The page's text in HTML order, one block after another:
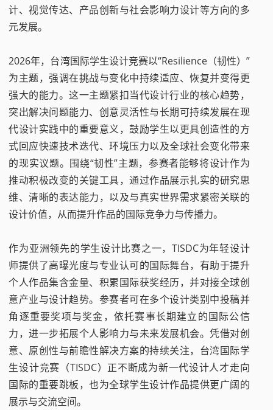
计、视觉传达、产品创新与社会影响力设计等方向的多
元发展。
2026年，台湾国际学生设计竞赛以“Resilience（韧性）”
为主题，强调在挑战与变化中持续适应、恢复并变得更
强大的能力。这一主题紧扣当代设计行业的核心趋势，
突出解决问题能力、创意灵活性与长期可持续发展在现
代设计实践中的重要意义，鼓励学生以更具创造性的方
式回应快速技术迭代、环境压力以及全球社会变化带来
的现实议题。围绕“韧性”主题，参赛者能够将设计作为
推动积极改变的关键工具，通过作品展示扎实的研究思
维、清晰的表达能力，以及与真实世界需求紧密关联的
设计价值，从而提升作品的国际竞争力与传播力。
作为亚洲领先的学生设计比赛之一，TISDC为年轻设计
师提供了高曝光度与专业认可的国际舞台，有助于提升
个人作品集含金量、积累国际获奖经历，并对接全球创
意产业与设计趋势。参赛者可在多个设计类别中投稿并
角逐重要奖项与奖金，依托赛事长期建立的国际公信
力，进一步拓展个人影响力与未来发展机会。凭借对创
意、原创性与前瞻性解决方案的持续关注，台湾国际学
生设计竞赛（TISDC）正不断成为新一代设计人才走向
国际的重要跳板，也为全球学生设计作品提供更广阔的
展示与交流空间。